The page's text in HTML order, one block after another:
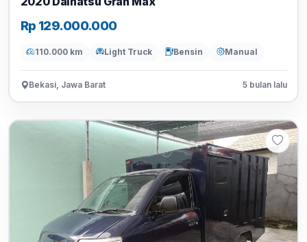
Rp 129.000.000
110.000 km Light Truck Bensin Manual
Bekasi, Jawa Barat 5 bulan lalu